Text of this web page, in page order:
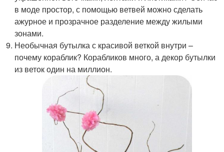
в моде простор, с помощью ветвей можно сделать
ажурное и прозрачное разделение между жилыми
зонами.
Необычная бутылка с красивой веткой внутри –
почему кораблик? Корабликов много, а декор бутылки
из веток один на миллион.